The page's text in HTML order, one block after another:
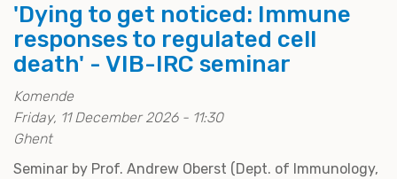
'Dying to get noticed: Immune
responses to regulated cell
death' - VIB-IRC seminar
Komende
Friday, 11 December 2026 - 11:30
Ghent
Seminar by Prof. Andrew Oberst (Dept. of Immunology,